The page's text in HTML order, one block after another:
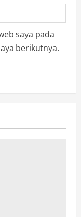
saya pada
berikutnya.